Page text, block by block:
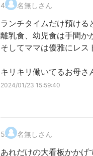
4. 名無しさん
ランチタイムだけ預ける
離乳食、幼児食は手間か
そしてママは優雅にレス
キリキリ働いてるお母さ
2024/01/23 15:59:40
5. 名無しさん
あれだけの大看板かかげ